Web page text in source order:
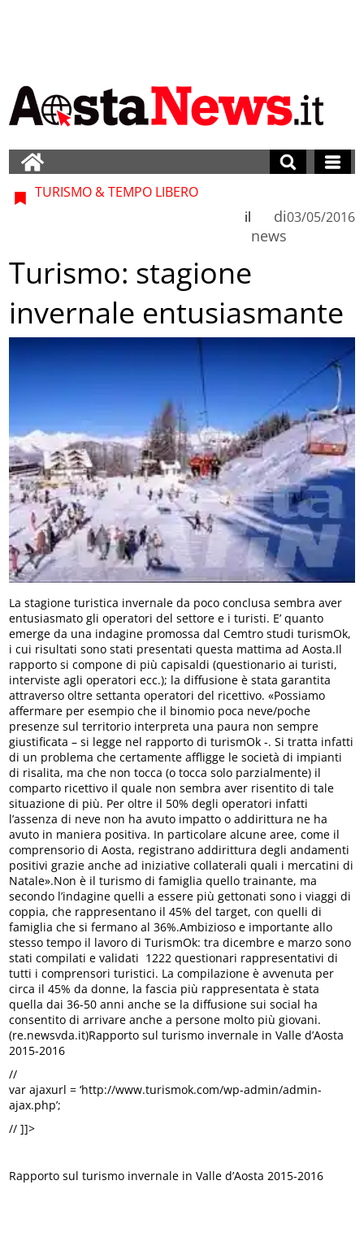
TURISMO & TEMPO LIBERO
di
news
il 03/05/2016
Turismo: stagione
invernale entusiasmante
La stagione turistica invernale da poco conclusa sembra aver
entusiasmato gli operatori del settore e i turisti. E’ quanto
emerge da una indagine promossa dal Cemtro studi turismOk,
i cui risultati sono stati presentati questa mattima ad Aosta.Il
rapporto si compone di più capisaldi (questionario ai turisti,
interviste agli operatori ecc.); la diffusione è stata garantita
attraverso oltre settanta operatori del ricettivo. «Possiamo
affermare per esempio che il binomio poca neve/poche
presenze sul territorio interpreta una paura non sempre
giustificata – si legge nel rapporto di turismOk -. Si tratta infatti
di un problema che certamente affligge le società di impianti
di risalita, ma che non tocca (o tocca solo parzialmente) il
comparto ricettivo il quale non sembra aver risentito di tale
situazione di più. Per oltre il 50% degli operatori infatti
l’assenza di neve non ha avuto impatto o addirittura ne ha
avuto in maniera positiva. In particolare alcune aree, come il
comprensorio di Aosta, registrano addirittura degli andamenti
positivi grazie anche ad iniziative collaterali quali i mercatini di
Natale».Non è il turismo di famiglia quello trainante, ma
secondo l’indagine quelli a essere più gettonati sono i viaggi di
coppia, che rappresentano il 45% del target, con quelli di
famiglia che si fermano al 36%.Ambizioso e importante allo
stesso tempo il lavoro di TurismOk: tra dicembre e marzo sono
stati compilati e validati 1222 questionari rappresentativi di
tutti i comprensori turistici. La compilazione è avvenuta per
circa il 45% da donne, la fascia più rappresentata è stata
quella dai 36-50 anni anche se la diffusione sui social ha
consentito di arrivare anche a persone molto più giovani.
(re.newsvda.it)Rapporto sul turismo invernale in Valle d’Aosta
2015-2016
//
var ajaxurl = ‘http://www.turismok.com/wp-admin/admin-
ajax.php’;
// ]]>
Rapporto sul turismo invernale in Valle d’Aosta 2015-2016